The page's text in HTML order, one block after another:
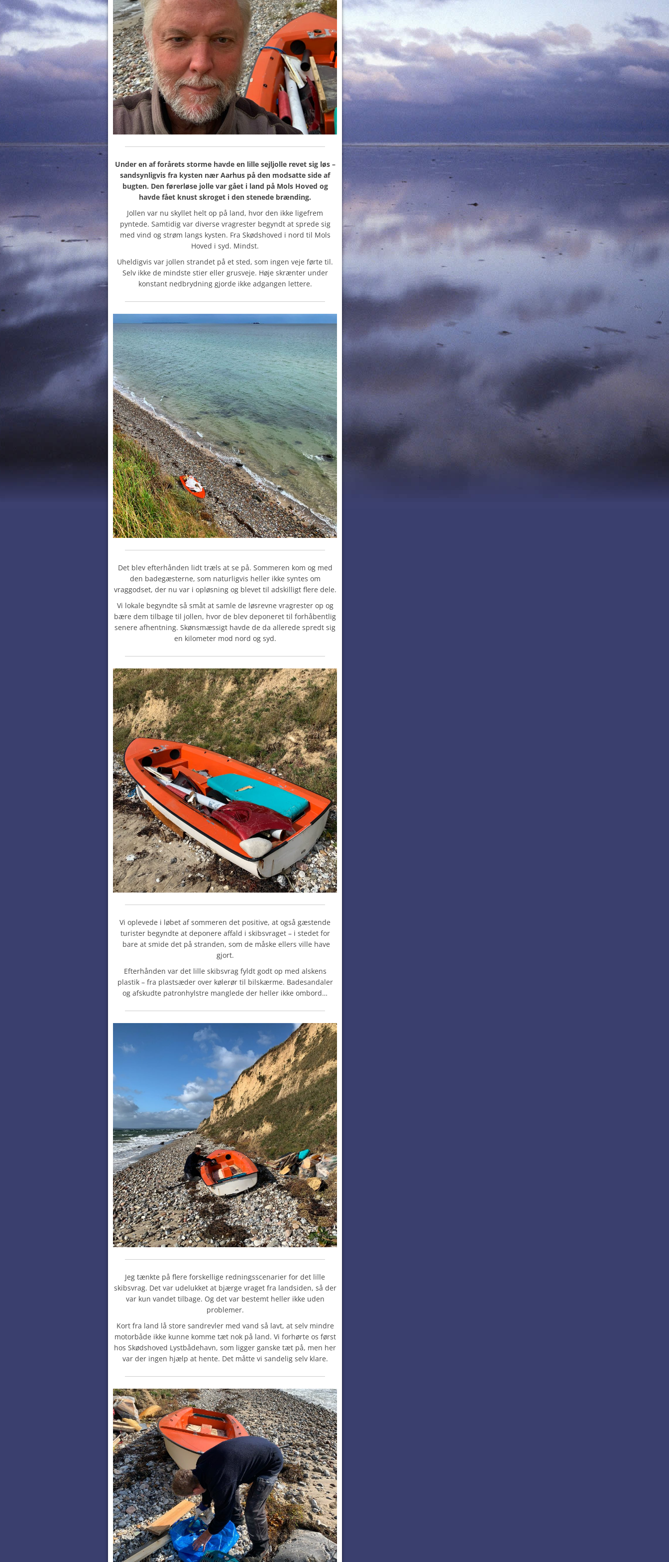
Under en af forårets storme havde en lille sejljolle revet sig løs –
sandsynligvis fra kysten nær Aarhus på den modsatte side af
bugten. Den førerløse jolle var gået i land på Mols Hoved og
havde fået knust skroget i den stenede brænding.
Jollen var nu skyllet helt op på land, hvor den ikke ligefrem
pyntede. Samtidig var diverse vragrester begyndt at sprede sig
med vind og strøm langs kysten. Fra Skødshoved i nord til Mols
Hoved i syd. Mindst.
Uheldigvis var jollen strandet på et sted, som ingen veje førte til.
Selv ikke de mindste stier eller grusveje. Høje skrænter under
konstant nedbrydning gjorde ikke adgangen lettere.
Det blev efterhånden lidt træls at se på. Sommeren kom og med
den badegæsterne, som naturligvis heller ikke syntes om
vraggodset, der nu var i opløsning og blevet til adskilligt flere dele.
Vi lokale begyndte så småt at samle de løsrevne vragrester op og
bære dem tilbage til jollen, hvor de blev deponeret til forhåbentlig
senere afhentning. Skønsmæssigt havde de da allerede spredt sig
en kilometer mod nord og syd.
Vi oplevede i løbet af sommeren det positive, at også gæstende
turister begyndte at deponere affald i skibsvraget – i stedet for
bare at smide det på stranden, som de måske ellers ville have
gjort.
Efterhånden var det lille skibsvrag fyldt godt op med alskens
plastik – fra plastsæder over kølerør til bilskærme. Badesandaler
og afskudte patronhylstre manglede der heller ikke ombord…
Jeg tænkte på flere forskellige redningsscenarier for det lille
skibsvrag. Det var udelukket at bjærge vraget fra landsiden, så der
var kun vandet tilbage. Og det var bestemt heller ikke uden
problemer.
Kort fra land lå store sandrevler med vand så lavt, at selv mindre
motorbåde ikke kunne komme tæt nok på land. Vi forhørte os først
hos Skødshoved Lystbådehavn, som ligger ganske tæt på, men her
var der ingen hjælp at hente. Det måtte vi sandelig selv klare.